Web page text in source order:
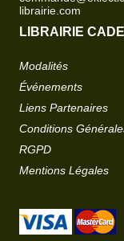
librairie.com
LIBRAIRIE
Modalités
Événements
Liens Partenaires
Conditions
RGPD
Mentions Légales